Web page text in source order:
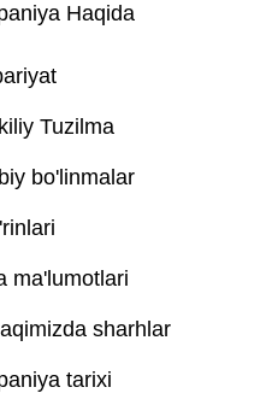
Haqida
Tuzilma
bo'linmalar
ma'lumotlari
sharhlar
tarixi